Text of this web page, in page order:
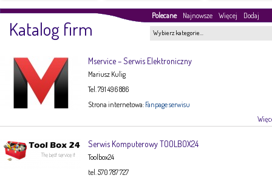
Polecane Najnowsze Więcej Dodaj
Katalog firm Wybierz kategorie…
Mservice – Serwis Elektroniczny
Mariusz Kulig
Tel. 791 496 886
Strona internetowa: Fanpage serwisu
Serwis Komputerowy TOOLBOX24
Toolbox24
tel. 570 787 727